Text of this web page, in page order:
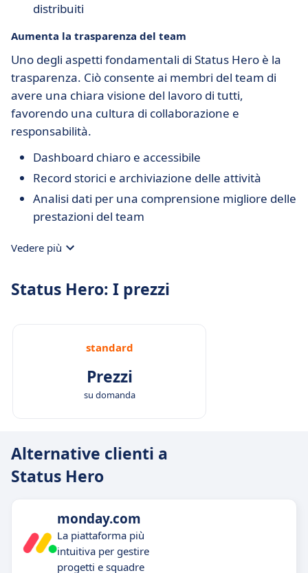
distribuiti
Aumenta la trasparenza del team
Uno degli aspetti fondamentali di Status Hero è la
trasparenza. Ciò consente ai membri del team di
avere una chiara visione del lavoro di tutti,
favorendo una cultura di collaborazione e
responsabilità.
Dashboard chiaro e accessibile
Record storici e archiviazione delle attività
Analisi dati per una comprensione migliore delle
prestazioni del team
Vedere più
Status Hero: I prezzi
standard
Prezzi
su domanda
Alternative clienti a
Status Hero
monday.com
La piattaforma più
intuitiva per gestire
progetti e squadre